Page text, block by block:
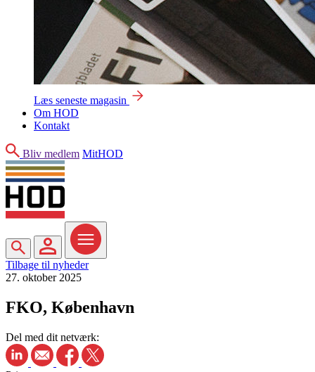
Læs seneste magasin
Om HOD
Kontakt
Søg
Bliv medlem MitHOD
Søg MitHOD Menu
Tilbage til nyheder
27. oktober 2025
FKO, København
Del med dit netværk: